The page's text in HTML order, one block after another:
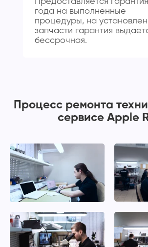
года на выполненные
процедуры, на
запчасти гарантия
бессрочная.
Процесс ремонта
сервисе Apple